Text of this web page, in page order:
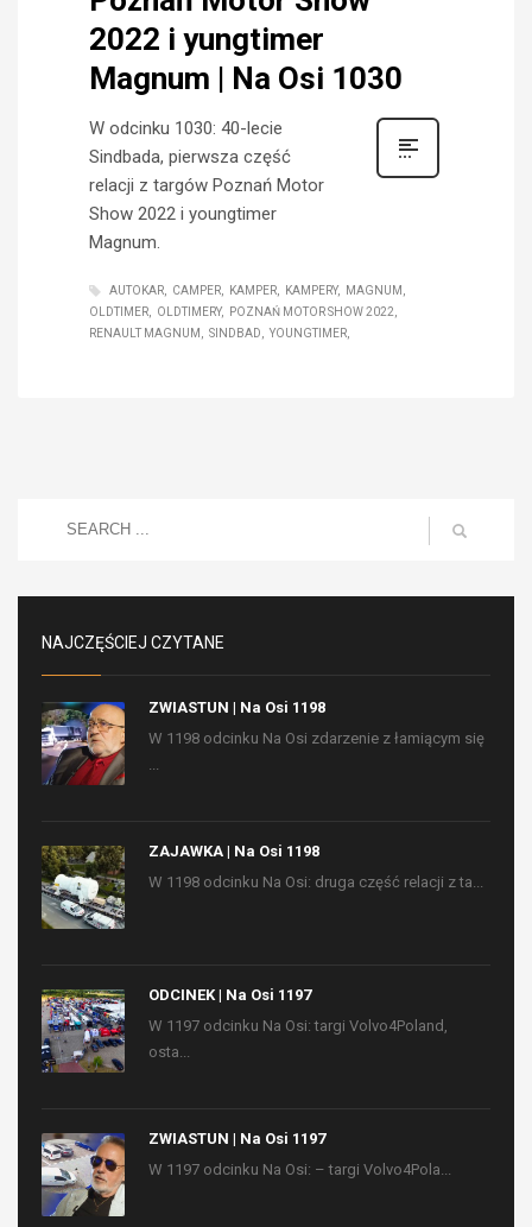
2022 i yungtimer
Magnum | Na Osi 1030
W odcinku 1030: 40-lecie
Sindbada, pierwsza część
relacji z targów Poznań Motor
Show 2022 i youngtimer
Magnum.
AUTOKAR CAMPER KAMPER KAMPERY
MAGNUM
OLDTIMER
OLDTIMERY
POZNAŃ MOTOR SHOW 2022
RENAULT MAGNUM
SINDBAD YOUNGTIMER
NAJCZĘŚCIEJ CZYTANE
ZWIASTUN | Na Osi 1198
W 1198 odcinku Na Osi zdarzenie z łamiącym się
ZAJAWKA | Na Osi 1198
W 1198 odcinku Na Osi: druga część relacji z ta...
ODCINEK | Na Osi 1197
W 1197 odcinku Na Osi: targi Volvo4Poland,
osta...
ZWIASTUN | Na Osi 1197
W 1197 odcinku Na Osi: – targi Volvo4Pola...